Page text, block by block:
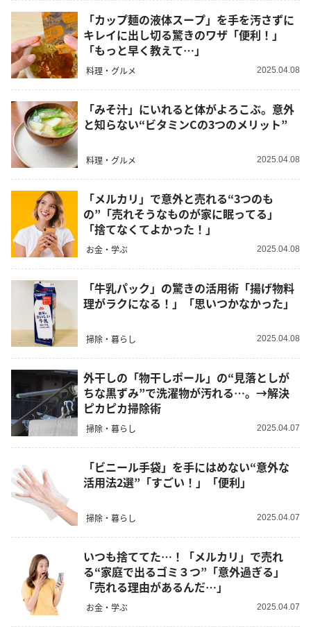
「カップ麺の液体スープ」を手を汚さずに
キレイに出し切る驚きのワザ「便利！」
「もっと早く教えて…」
料理・グルメ 2025.04.08
「みそ汁」にいれると体がよろこぶ。意外
と知らない“ビタミンCの3つのメリット”
料理・グルメ 2025.04.08
「メルカリ」で意外と売れる“3つのも
の”「売れそうなものが家に眠ってる」
「捨てなくてよかった！」
お金・学ぶ 2025.04.08
「牛乳パック」の驚きの活用術「揚げ物料
理がラクになる！」「思いつかなかった」
掃除・暮らし 2025.04.08
外干しの「物干しポール」の“見落としが
ちな黒ずみ”で洗濯物が汚れる…。→解決
ピカピカ掃除術
掃除・暮らし 2025.04.07
「ビニール手袋」を手にはめない“意外な
活用法2選”「すごい！」「便利」
掃除・暮らし 2025.04.07
いつも捨ててた…！「メルカリ」で売れ
る“家庭で出るゴミ３つ”「意外過ぎる」
「売れる理由があるんだ…」
お金・学ぶ 2025.04.07